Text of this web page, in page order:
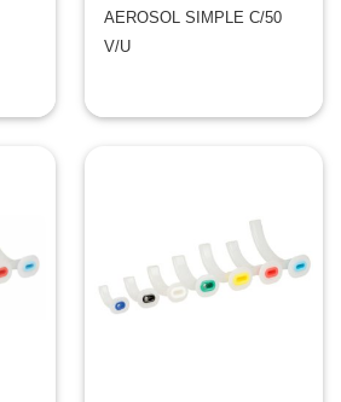
AEROSOL SIMPLE C/50
V/U